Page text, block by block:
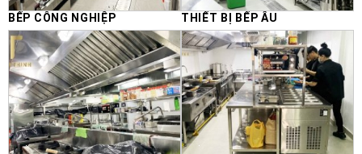
BẾP CÔNG NGHIỆP THIẾT BỊ BẾP ÂU